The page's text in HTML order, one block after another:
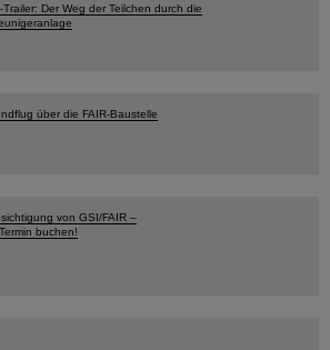
Trailer: Der Weg der Teilchen durch die
über die FAIR-Baustelle
von GSI/FAIR –
buchen!